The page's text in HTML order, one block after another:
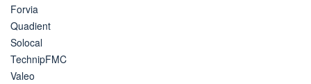
Forvia
Quadient
Solocal
TechnipFMC
Valeo